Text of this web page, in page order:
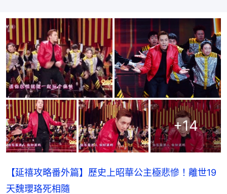
+14
【延禧攻略番外篇】歷史上昭華公主極悲慘！離世19
天魏瓔珞死相隨